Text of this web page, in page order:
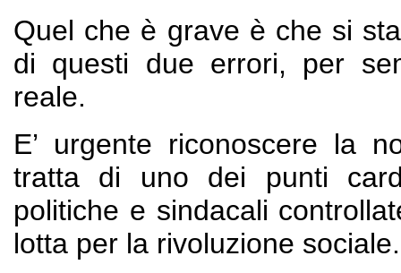
Quel che è grave è che si
di questi due errori, per
reale.
E’ urgente riconoscere la
tratta di uno dei punti
politiche e sindacali
lotta per la rivoluzione sociale.